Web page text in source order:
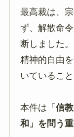
最高裁は、
ず、解散命
断しました
精神的自由
いているこ
本件は「信
和」を問う